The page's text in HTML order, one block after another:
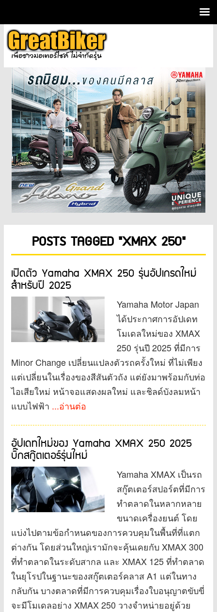
POSTS TAGGED "XMAX 250"
เปิดตัว Yamaha XMAX 250 รุ่นอัปเกรดใหม่
สำหรับปี 2025
Yamaha Motor Japan
ได้ประกาศการอัปเดท
โมเดลใหม่ของ XMAX
250 รุ่นปี 2025 ที่มีการ
Minor Change เปลี่ยนแปลงตัวรถครั้งใหม่ ที่ไม่เพียง
แต่เปลี่ยนในเรื่องของสีสันตัวถัง แต่ยังมาพร้อมกับท่อ
ไอเสียใหม่ หน้าจอแสดงผลใหม่ และชิลด์บังลมหน้า
แบบไฟฟ้า ...อ่านต่อ
อัปเดทใหม่ของ Yamaha XMAX 250 2025
บิ๊กสกู๊ตเตอร์รุ่นใหม่
Yamaha XMAX เป็นรถ
สกู๊ตเตอร์สปอร์ตที่มีการ
ทำตลาดในหลากหลาย
ขนาดเครื่องยนต์ โดย
แบ่งไปตามข้อกำหนดของการควบคุมในพื้นที่ที่แตก
ต่างกัน โดยส่วนใหญ่เรามักจะคุ้นเคยกับ XMAX 300
ที่ทำตลาดในระดับสากล และ XMAX 125 ที่ทำตลาด
ในยุโรปในฐานะของสกู๊ตเตอร์คลาส A1 แต่ในทาง
กลับกัน บางตลาดที่มีการควบคุมเรื่องใบอนุญาตขับขี่
จะมีโมเดลอย่าง XMAX 250 วางจำหน่ายอยู่ด้วย